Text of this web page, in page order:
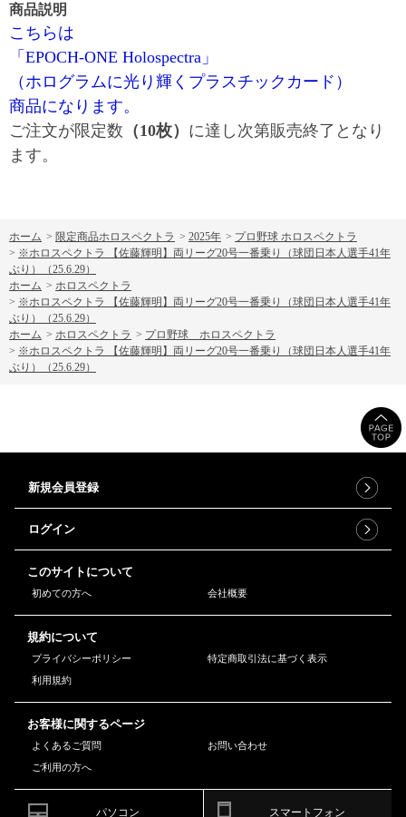
商品説明
こちらは
「EPOCH-ONE Holospectra」
（ホログラムに光り輝くプラスチックカード）
商品になります。
ご注文が限定数 （10枚） に達し次第販売終了となり
ます。
ホーム > 限定商品ホロスペクトラ > 2025年 > プロ野球 ホロスペクトラ
> ※ホロスペクトラ 【佐藤輝明】両リーグ20号一番乗り（球団日本人選手41年
ぶり）（25.6.29）
ホーム > ホロスペクトラ
> ※ホロスペクトラ 【佐藤輝明】両リーグ20号一番乗り（球団日本人選手41年
ぶり）（25.6.29）
ホーム > ホロスペクトラ > プロ野球 ホロスペクトラ
> ※ホロスペクトラ 【佐藤輝明】両リーグ20号一番乗り（球団日本人選手41年
ぶり）（25.6.29）
新規会員登録
ログイン
このサイトについて
初めての方へ 会社概要
規約について
プライバシーポリシー
特定商取引法に基づく表示
利用規約
お客様に関するページ
よくあるご質問
お問い合わせ
ご利用の方へ
パソコン スマートフォン